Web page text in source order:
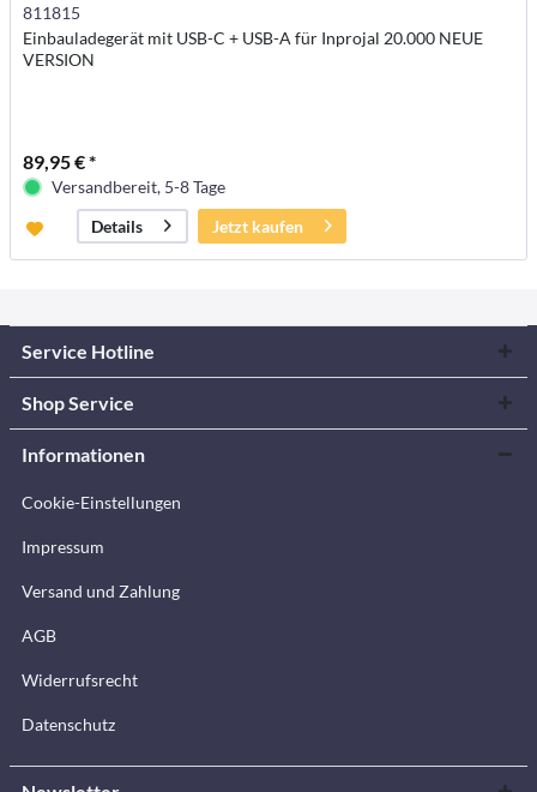
811815
Einbauladegerät mit USB-C + USB-A für Inprojal 20.000 NEUE
VERSION
89,95 € *
Versandbereit, 5-8 Tage
Details
Jetzt kaufen
Service Hotline
Shop Service
Informationen
Cookie-Einstellungen
Impressum
Versand und Zahlung
AGB
Widerrufsrecht
Datenschutz